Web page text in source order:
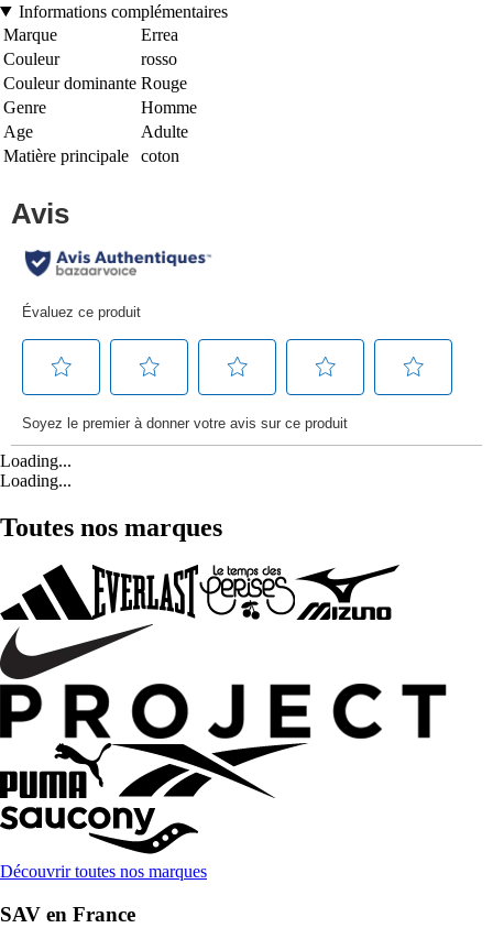
Informations complémentaires
Marque
Errea
Couleur
rosso
Couleur dominante Rouge
Genre
Homme
Age
Adulte
Matière principale
coton
Loading...
Loading...
Toutes nos marques
Découvrir toutes nos marques
SAV en France